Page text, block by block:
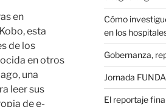
en
esta
de los
en otros
una
leer sus
de e-
Cómo
en los
Gobernanza,
Jornada
El reportaje